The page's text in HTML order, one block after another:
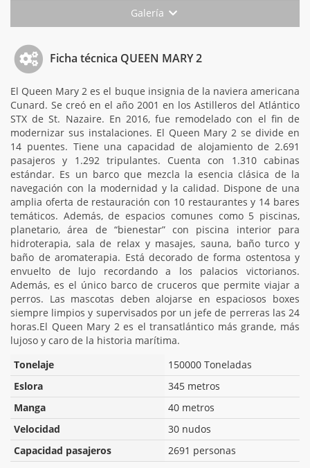
Galería
Ficha técnica QUEEN MARY 2
El Queen Mary 2 es el buque insignia de la naviera americana
Cunard. Se creó en el año 2001 en los Astilleros del Atlántico
STX de St. Nazaire. En 2016, fue remodelado con el fin de
modernizar sus instalaciones. El Queen Mary 2 se divide en
14 puentes. Tiene una capacidad de alojamiento de 2.691
pasajeros y 1.292 tripulantes. Cuenta con 1.310 cabinas
estándar. Es un barco que mezcla la esencia clásica de la
navegación con la modernidad y la calidad. Dispone de una
amplia oferta de restauración con 10 restaurantes y 14 bares
temáticos. Además, de espacios comunes como 5 piscinas,
planetario, área de “bienestar” con piscina interior para
hidroterapia, sala de relax y masajes, sauna, baño turco y
baño de aromaterapia. Está decorado de forma ostentosa y
envuelto de lujo recordando a los palacios victorianos.
Además, es el único barco de cruceros que permite viajar a
perros. Las mascotas deben alojarse en espaciosos boxes
siempre limpios y supervisados por un jefe de perreras las 24
horas.El Queen Mary 2 es el transatlántico más grande, más
lujoso y caro de la historia marítima.
Tonelaje
150000 Toneladas
Eslora
345 metros
Manga
40 metros
Velocidad
30 nudos
Capacidad pasajeros
2691 personas